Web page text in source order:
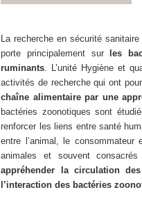
La recherche en sécurité
porte principalement surles
ruminants. L’unité Hygiène et
activités de recherche qui ont
chaîne alimentaire par une
bactéries zoonotiques sont
renforcer les liens entre santé
entre l’animal, le consommateur
animales et souvent
appréhender la circulation
l’interaction des bactéries